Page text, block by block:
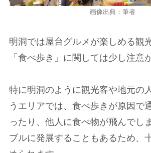
画像出典：筆者
明洞では屋台グルメが楽しめる観
「食べ歩き」に関しては少し注意
特に明洞のように観光客や地元の
うエリアでは、食べ歩きが原因で
ったり、他人に食べ物が飛んでし
ブルに発展することもあるため、